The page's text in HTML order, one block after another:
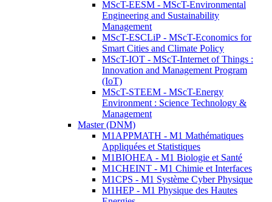
MScT-EESM - MScT-Environmental
Engineering and Sustainability
Management
MScT-ESCLiP - MScT-Economics for
Smart Cities and Climate Policy
MScT-IOT - MScT-Internet of Things :
Innovation and Management Program
(IoT)
MScT-STEEM - MScT-Energy
Environment : Science Technology &
Management
Master (DNM)
M1APPMATH - M1 Mathématiques
Appliquées et Statistiques
M1BIOHEA - M1 Biologie et Santé
M1CHEINT - M1 Chimie et Interfaces
M1CPS - M1 Système Cyber Physique
M1HEP - M1 Physique des Hautes